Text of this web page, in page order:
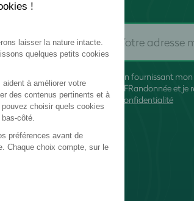
En fournissant
FFRandonnée et
confidentialité
!
laisser la nature intacte.
quelques petits cookies
à améliorer votre
des contenus pertinents et à
choisir quels cookies
côté.
préférences avant de
Chaque choix compte, sur le